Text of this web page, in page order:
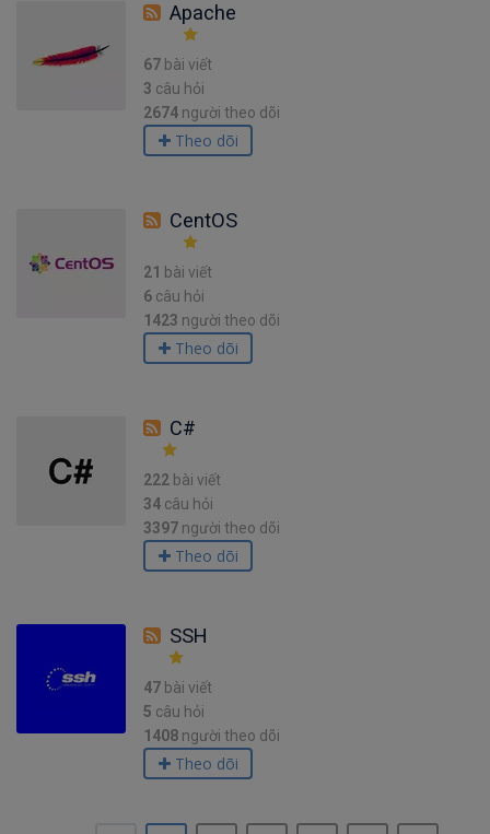
Apache
67 bài viết
3 câu hỏi
2674 người theo dõi
Theo dõi
CentOS
21 bài viết
6 câu hỏi
1423 người theo dõi
Theo dõi
C#
222 bài viết
34 câu hỏi
3397 người theo dõi
Theo dõi
SSH
47 bài viết
5 câu hỏi
1408 người theo dõi
Theo dõi